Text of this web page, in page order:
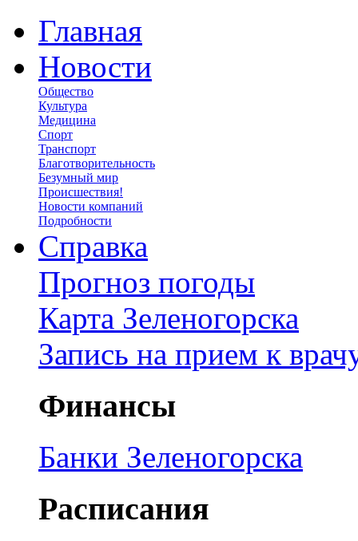
Главная
Новости
Общество
Культура
Медицина
Спорт
Транспорт
Благотворительность
Безумный мир
Происшествия!
Новости компаний
Подробности
Справка
Прогноз погоды
Карта Зеленогорска
Запись на прием к
Финансы
Банки Зеленогорска
Расписания